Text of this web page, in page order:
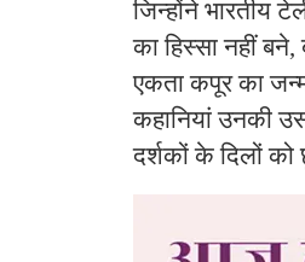
जिन्होंने भारतीय
का हिस्सा नहीं
एकता कपूर का
कहानियां उनकी
दर्शकों के दिलों